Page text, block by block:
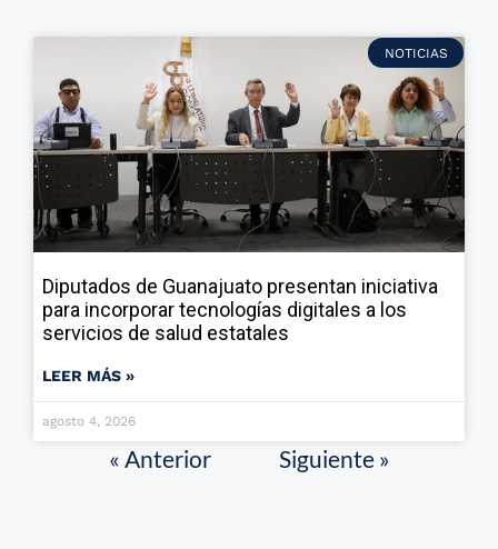
NOTICIAS
Diputados de Guanajuato presentan iniciativa
para incorporar tecnologías digitales a los
servicios de salud estatales
LEER MÁS »
agosto 4, 2026
« Anterior Siguiente »